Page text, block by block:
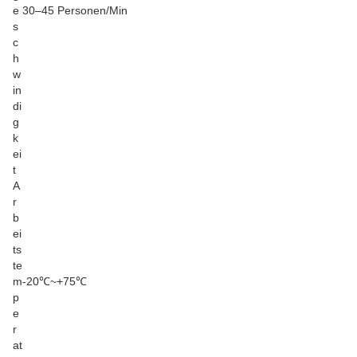
e
s
c
h
w
in
di
g
k
ei
t
30–45 Personen/Min
A
r
b
ei
ts
te
m
p
e
r
at
-20℃~+75℃